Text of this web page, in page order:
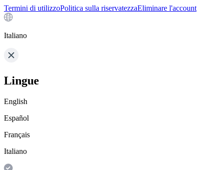
Termini di utilizzoPolitica sulla riservatezzaEliminare l'account
Italiano
Lingue
English
Español
Français
Italiano